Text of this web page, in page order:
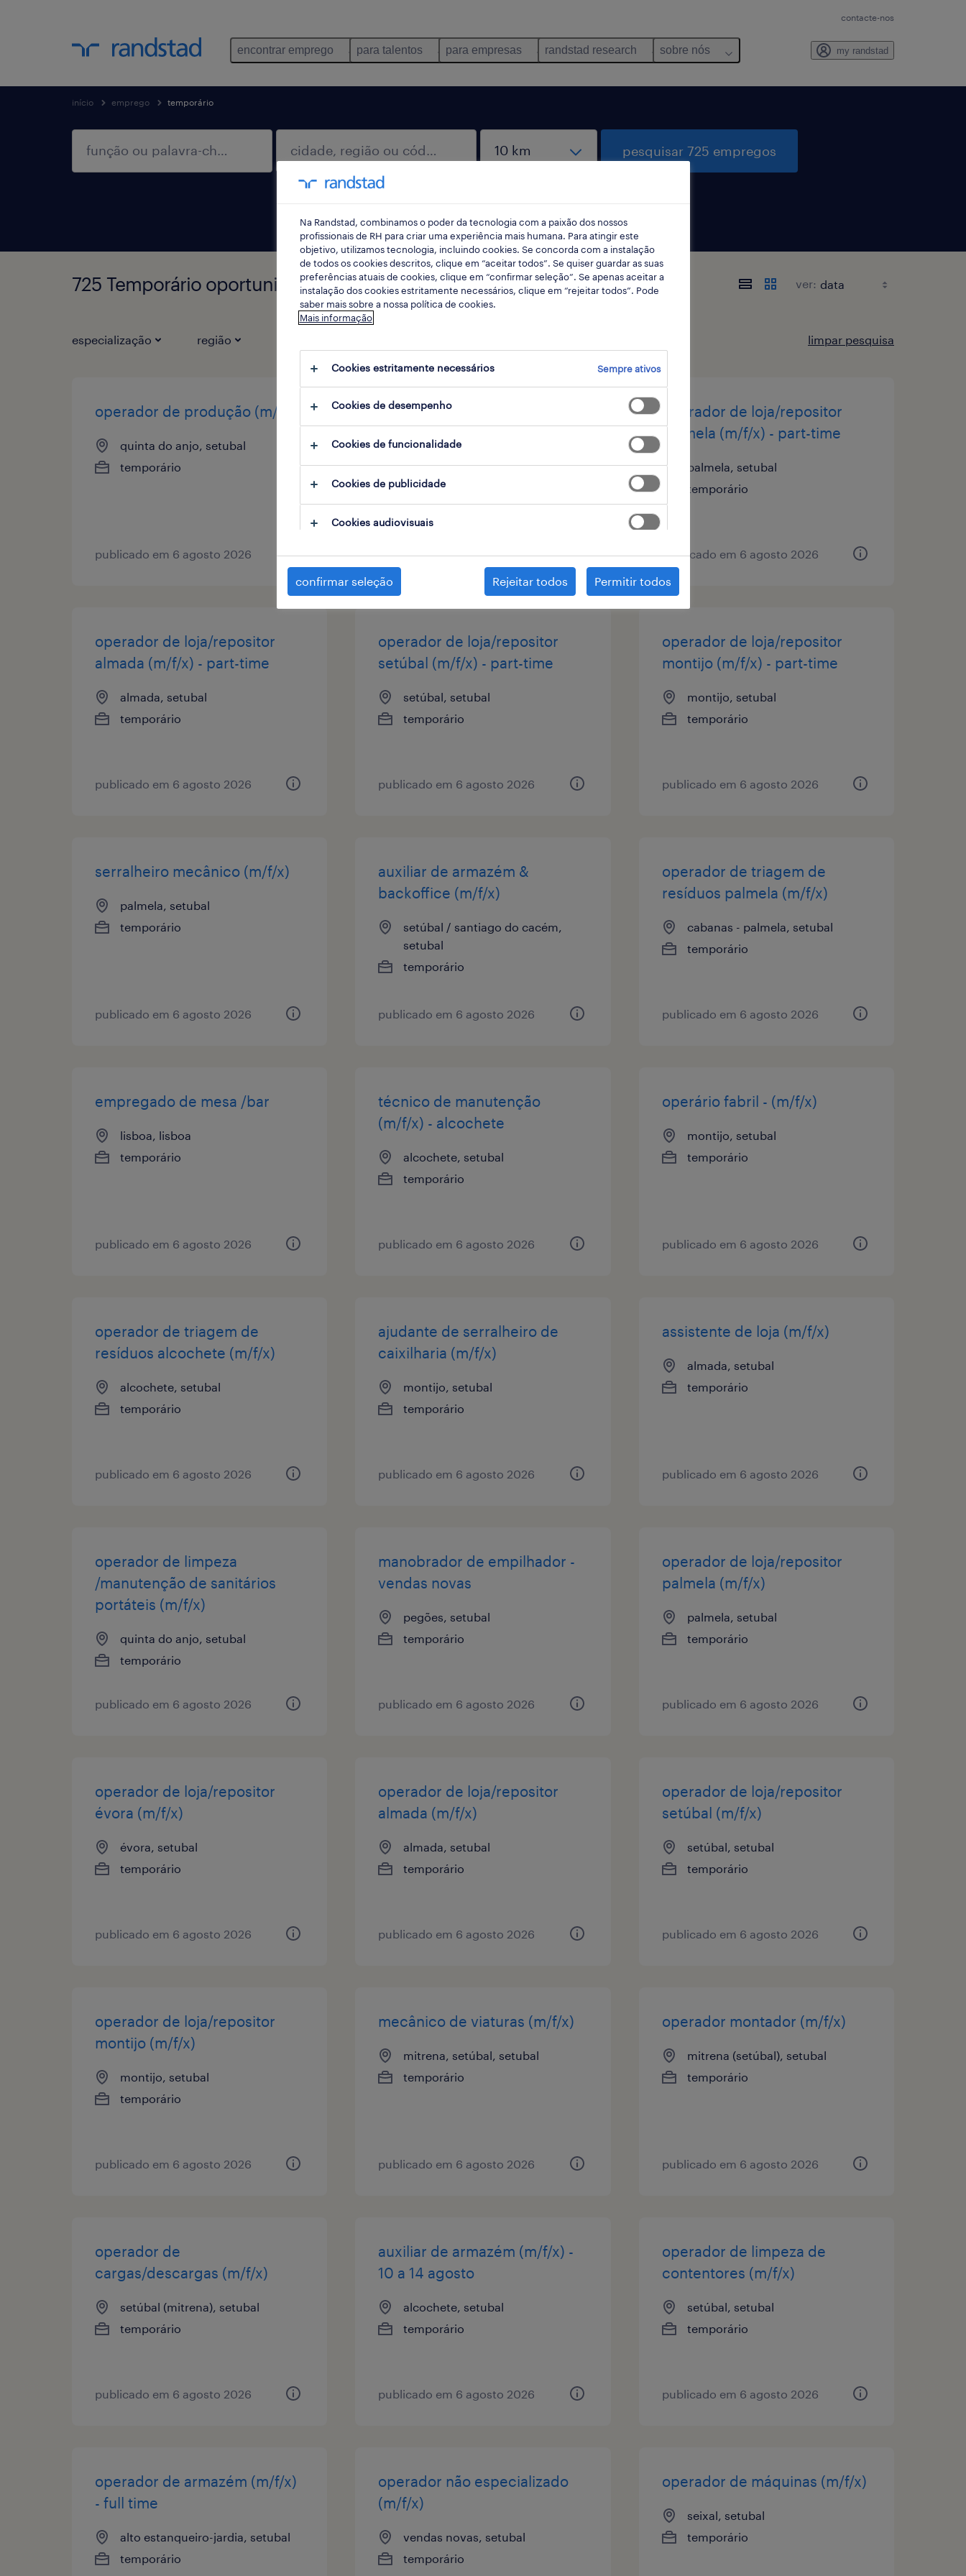
contacte-nos
encontrar emprego para talentos para empresas randstad research sobre nós my randstad
início emprego temporário
pesquisar 725 empregos
725 Temporário oportunidades encontradas para ti ver:
especialização região limpar pesquisa
operador de produção (m/f/x)
quinta do anjo, setubal
temporário
publicado em 6 agosto 2026
operador de loja/repositor
évora, setubal
temporário
publicado em 6 agosto 2026
operador de loja/repositor
palmela (m/f/x) - part-time
palmela, setubal
temporário
publicado em 6 agosto 2026
operador de loja/repositor
almada (m/f/x) - part-time
almada, setubal
temporário
publicado em 6 agosto 2026
operador de loja/repositor
setúbal (m/f/x) - part-time
setúbal, setubal
temporário
publicado em 6 agosto 2026
operador de loja/repositor
montijo (m/f/x) - part-time
montijo, setubal
temporário
publicado em 6 agosto 2026
serralheiro mecânico (m/f/x)
palmela, setubal
temporário
publicado em 6 agosto 2026
auxiliar de armazém &
backoffice (m/f/x)
setúbal / santiago do cacém,
setubal
temporário
publicado em 6 agosto 2026
operador de triagem de
resíduos palmela (m/f/x)
cabanas - palmela, setubal
temporário
publicado em 6 agosto 2026
empregado de mesa /bar
lisboa, lisboa
temporário
publicado em 6 agosto 2026
técnico de manutenção
(m/f/x) - alcochete
alcochete, setubal
temporário
publicado em 6 agosto 2026
operário fabril - (m/f/x)
montijo, setubal
temporário
publicado em 6 agosto 2026
operador de triagem de
resíduos alcochete (m/f/x)
alcochete, setubal
temporário
publicado em 6 agosto 2026
ajudante de serralheiro de
caixilharia (m/f/x)
montijo, setubal
temporário
publicado em 6 agosto 2026
assistente de loja (m/f/x)
almada, setubal
temporário
publicado em 6 agosto 2026
operador de limpeza
/manutenção de sanitários
portáteis (m/f/x)
quinta do anjo, setubal
temporário
publicado em 6 agosto 2026
manobrador de empilhador -
vendas novas
pegões, setubal
temporário
publicado em 6 agosto 2026
operador de loja/repositor
palmela (m/f/x)
palmela, setubal
temporário
publicado em 6 agosto 2026
operador de loja/repositor
évora (m/f/x)
évora, setubal
temporário
publicado em 6 agosto 2026
operador de loja/repositor
almada (m/f/x)
almada, setubal
temporário
publicado em 6 agosto 2026
operador de loja/repositor
setúbal (m/f/x)
setúbal, setubal
temporário
publicado em 6 agosto 2026
operador de loja/repositor
montijo (m/f/x)
montijo, setubal
temporário
publicado em 6 agosto 2026
mecânico de viaturas (m/f/x)
mitrena, setúbal, setubal
temporário
publicado em 6 agosto 2026
operador montador (m/f/x)
mitrena (setúbal), setubal
temporário
publicado em 6 agosto 2026
operador de
cargas/descargas (m/f/x)
setúbal (mitrena), setubal
temporário
publicado em 6 agosto 2026
auxiliar de armazém (m/f/x) -
10 a 14 agosto
alcochete, setubal
temporário
publicado em 6 agosto 2026
operador de limpeza de
contentores (m/f/x)
setúbal, setubal
temporário
publicado em 6 agosto 2026
operador de armazém (m/f/x)
- full time
alto estanqueiro-jardia, setubal
temporário
operador não especializado
(m/f/x)
vendas novas, setubal
temporário
operador de máquinas (m/f/x)
seixal, setubal
temporário
Na Randstad, combinamos o poder da tecnologia com a paixão dos nossos
profissionais de RH para criar uma experiência mais humana. Para atingir este
objetivo, utilizamos tecnologia, incluindo cookies. Se concorda com a instalação
de todos os cookies descritos, clique em “aceitar todos”. Se quiser guardar as suas
preferências atuais de cookies, clique em “confirmar seleção”. Se apenas aceitar a
instalação dos cookies estritamente necessários, clique em “rejeitar todos”. Pode
saber mais sobre a nossa política de cookies.
Mais informação
Cookies estritamente necessários Sempre ativos
Cookies de desempenho
Cookies de funcionalidade
Cookies de publicidade
Cookies audiovisuais
confirmar seleção Rejeitar todos Permitir todos